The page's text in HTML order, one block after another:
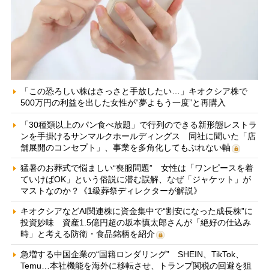
「この恐ろしい株はさっさと手放したい…」キオクシア株で
500万円の利益を出した女性が“夢よもう一度”と再購入
「30種類以上のパン食べ放題」で行列のできる新形態レストラ
ンを手掛けるサンマルクホールディングス 同社に聞いた「店
舗展開のコンセプト」、事業を多角化してもぶれない軸
猛暑のお葬式で悩ましい“喪服問題” 女性は「ワンピースを着
ていけばOK」という俗説に潜む誤解、なぜ「ジャケット」が
マストなのか？《1級葬祭ディレクターが解説》
キオクシアなどAI関連株に資金集中で“割安になった成長株”に
投資妙味 資産1.5億円超の坂本慎太郎さんが「絶好の仕込み
時」と考える防衛・食品銘柄を紹介
急増する中国企業の“国籍ロンダリング” SHEIN、TikTok、
Temu…本社機能を海外に移転させ、トランプ関税の回避を狙